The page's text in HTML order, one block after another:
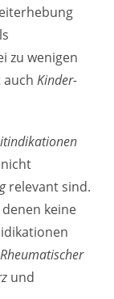
zu wenigen
auchKinder-
relevant sind.
denen keine
Rheumatischer
und